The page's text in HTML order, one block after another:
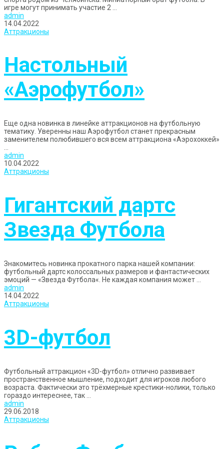
игре могут принимать участие 2 ...
admin
14.04.2022
Аттракционы
Настольный
«Аэрофутбол»
Еще одна новинка в линейке аттракционов на футбольную
тематику. Уверенны наш Аэрофутбол станет прекрасным
заменителем полюбившего вся всем аттракциона «Аэрохоккей»
...
admin
10.04.2022
Аттракционы
Гигантский дартс
Звезда Футбола
Знакомитесь новинка прокатного парка нашей компании:
футбольный дартс колоссальных размеров и фантастических
эмоций — «Звезда Футбола«. Не каждая компания может ...
admin
14.04.2022
Аттракционы
3D-футбол
Футбольный аттракцион «3D-футбол» отлично развивает
пространственное мышление, подходит для игроков любого
возраста. Фактически это трёхмерные крестики-нолики, только
гораздо интереснее, так ...
admin
29.06.2018
Аттракционы